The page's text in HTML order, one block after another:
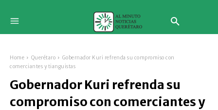
Home Querétaro
Gobernador Kuri refrenda su compromiso con
comerciantes y tianguistas
Gobernador Kuri refrenda su
compromiso con comerciantes y